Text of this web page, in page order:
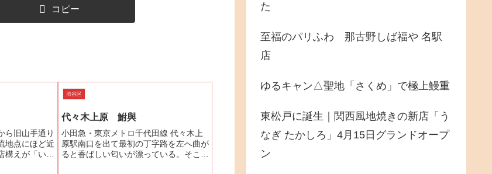
コピー
ら旧山手通り
地点にほど近
構えが「いち
渋谷区
代々木上原 鮒與
小田急・東京メトロ千代田線 代々木上
原駅南口を出て最初の丁字路を左へ曲が
ると香ばしい匂いが漂っている。そこが
た
至福のパリふわ 那古野しば福や 名駅
店
ゆるキャン△聖地「さくめ」で極上鰻重
東松戸に誕生｜関西風地焼きの新店「う
なぎ たかしろ」4月15日グランドオープ
ン